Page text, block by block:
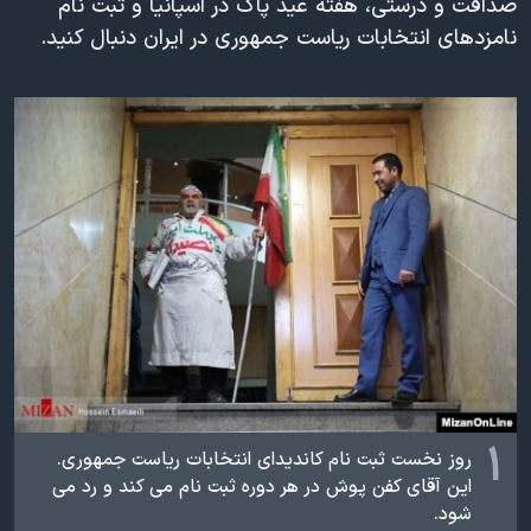
فرهنگ و زندگی
علم و فناوری
اسرائیل در جنگ
گالری عکس
آرشیو پخش زنده
مستندها
حمله جمهوری اسلامی به اسرائیل
رمز مهسا
ورزش زنان در ایران
اعتراضات زن، زندگی، آزادی
مجموعه مستندهای دادخواهی
تریبونال مردمی آبان ۹۸
دادگاه حمید نوری
چهل سال گروگان‌گیری
قانون شفافیت دارائی کادر رهبری ایران
اعتراضات مردمی آبان ۹۸
دنبال کنید
زبانهای مختلف
نامزدهای انتخابات ریاست جمهوری در ایران دنبال کنید.
۱
روز نخست ثبت نام کاندیدای انتخابات ریاست جمهوری.
این آقای کفن پوش در هر دوره ثبت نام می کند و رد می
شود.